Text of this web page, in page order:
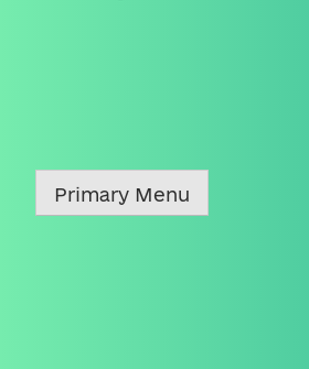
Primary Menu